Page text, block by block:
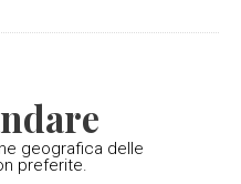
geografica delle
preferite.